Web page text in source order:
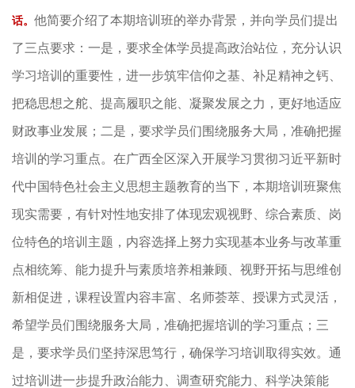
话。 他简要介绍了本期培训班的举办背景，并向学员们提出
了三点要求：一是，要求全体学员提高政治站位，充分认识
学习培训的重要性，进一步筑牢信仰之基、补足精神之钙、
把稳思想之舵、提高履职之能、凝聚发展之力，更好地适应
财政事业发展；二是，要求学员们围绕服务大局，准确把握
培训的学习重点。在广西全区深入开展学习贯彻习近平新时
代中国特色社会主义思想主题教育的当下，本期培训班聚焦
现实需要，有针对性地安排了体现宏观视野、综合素质、岗
位特色的培训主题，内容选择上努力实现基本业务与改革重
点相统筹、能力提升与素质培养相兼顾、视野开拓与思维创
新相促进，课程设置内容丰富、名师荟萃、授课方式灵活，
希望学员们围绕服务大局，准确把握培训的学习重点；三
是，要求学员们坚持深思笃行，确保学习培训取得实效。通
过培训进一步提升政治能力、调查研究能力、科学决策能